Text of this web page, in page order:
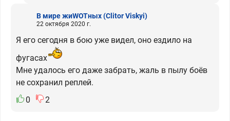
В мире жиWOTных(Clitor Viskyi)
22 октября 2020 г.
Я его сегодня в бою уже видел, оно ездило на
фугасах
Мне удалось его даже забрать, жаль в пылу боёв
не сохранил реплей.
0
2